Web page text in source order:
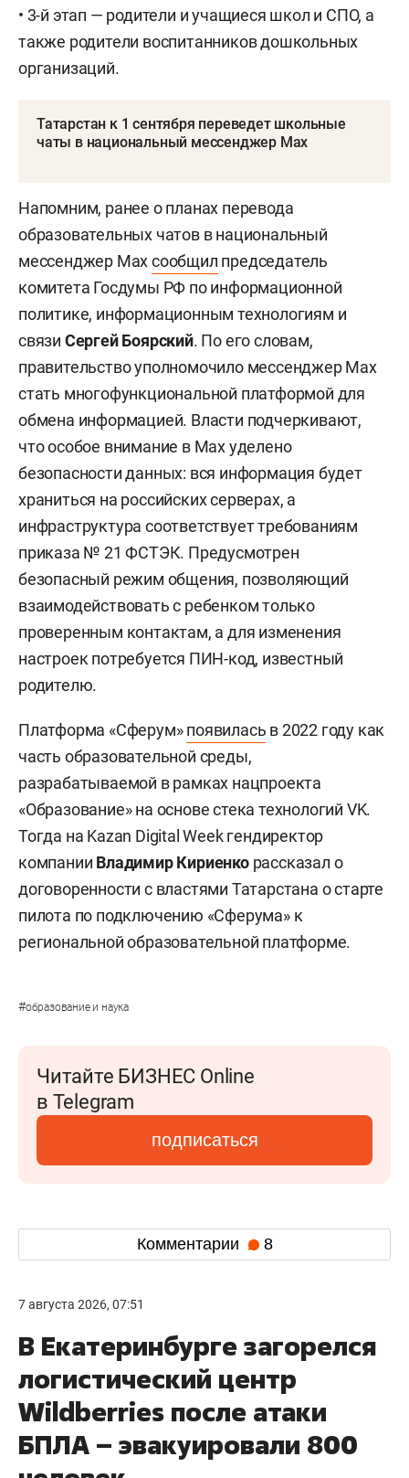
• 3-й этап — родители и учащиеся школ и СПО, а
также родители воспитанников дошкольных
организаций.
Татарстан к 1 сентября переведет школьные
чаты в национальный мессенджер Max
Напомним, ранее о планах перевода
образовательных чатов в национальный
мессенджер Maxсообщил председатель
комитета Госдумы РФ по информационной
политике, информационным технологиям и
связи Сергей Боярский. По его словам,
правительство уполномочило мессенджер Max
стать многофункциональной платформой для
обмена информацией. Власти подчеркивают,
что особое внимание в Max уделено
безопасности данных: вся информация будет
храниться на российских серверах, а
инфраструктура соответствует требованиям
приказа № 21 ФСТЭК. Предусмотрен
безопасный режим общения, позволяющий
взаимодействовать с ребенком только
проверенным контактам, а для изменения
настроек потребуется ПИН-код, известный
родителю.
Платформа «Сферум»появилась в 2022 году как
часть образовательной среды,
разрабатываемой в рамках нацпроекта
«Образование» на основе стека технологий VK.
Тогда на Kazan Digital Week гендиректор
компании Владимир Кириенко рассказал о
договоренности с властями Татарстана о старте
пилота по подключению «Сферума» к
региональной образовательной платформе.
#образование и наука
Читайте БИЗНЕС Online
в Telegram
подписаться
Комментарии 8
7 августа 2026, 07:51
В Екатеринбурге загорелся
логистический центр
Wildberries после атаки
БПЛА – эвакуировали 800